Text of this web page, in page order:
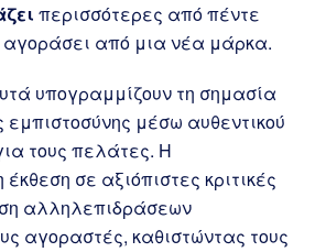
περισσότερες από πέντε
αγοράσει από μια νέα μάρκα.
υπογραμμίζουν τη σημασία
εμπιστοσύνης μέσω αυθεντικού
τους πελάτες. Η
σε αξιόπιστες κριτικές
αλληλεπιδράσεων
αγοραστές, καθιστώντας τους